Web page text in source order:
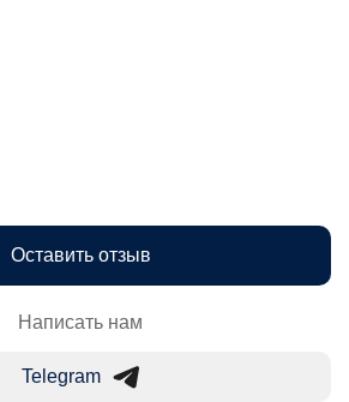
Оставить отзыв
Написать нам
Telegram